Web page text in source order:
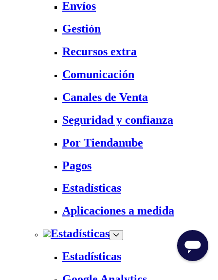
Envíos
Gestión
Recursos extra
Comunicación
Canales de Venta
Seguridad y confianza
Por Tiendanube
Pagos
Estadísticas
Aplicaciones a medida
Estadísticas
Estadísticas